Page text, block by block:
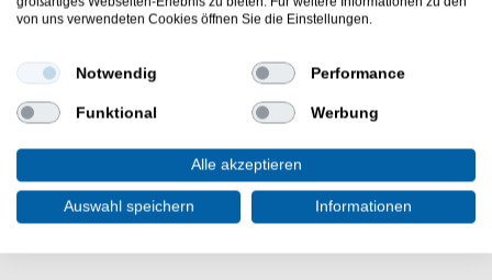
Trout Master Ridge Sbiro Slow
ab 1,59 € *
Varianten anzeigen
von uns verwendeten Cookies öffnen Sie die Einstellungen.
Notwendig Performance
Funktional Werbung
Alle akzeptieren
Auswahl speichern Informationen